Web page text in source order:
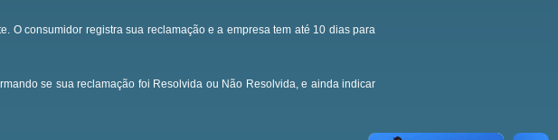
O consumidor registra sua reclamação e a empresa tem até 10 dias para
se sua reclamação foi Resolvida ou Não Resolvida, e ainda indicar